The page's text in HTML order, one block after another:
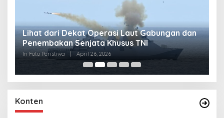
Lihat dari Dekat Operasi Laut Gabungan dan
Penembakan Senjata Khusus TNI
In Foto Peristiwa April 26, 2026
Konten